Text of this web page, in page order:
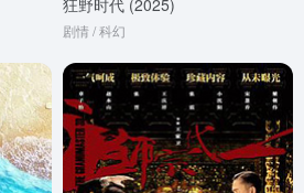
狂野时代 (2025)
剧情 / 科幻